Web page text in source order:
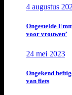
4 augustus
Ongestelde
voor vrouwen’
24 mei 2023
Ongekend
van fiets